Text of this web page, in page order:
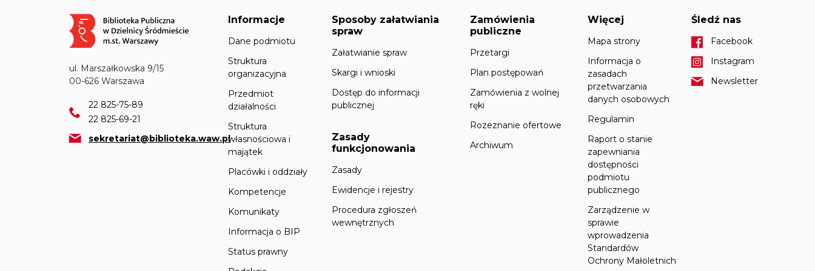
Obraz
ul. Marszałkowska 9/15
00-626 Warszawa
22 825-75-89
22 825-69-21
sekretariat@biblioteka.waw.pl
Informacje
Dane podmiotu
Struktura
organizacyjna
Przedmiot
działalności
Struktura
własnościowa i
majątek
Placówki i oddziały
Kompetencje
Komunikaty
Informacja o BIP
Status prawny
Sposoby załatwiania
spraw
Załatwianie spraw
Skargi i wnioski
Dostęp do informacji
publicznej
Zasady
funkcjonowania
Zasady
Ewidencje i rejestry
Procedura zgłoszeń
wewnętrznych
Zamówienia
publiczne
Przetargi
Plan postępowań
Zamówienia z wolnej
ręki
Rozeznanie ofertowe
Archiwum
Więcej
Mapa strony
Informacja o
zasadach
przetwarzania
danych osobowych
Regulamin
Raport o stanie
zapewniania
dostępności
podmiotu
publicznego
Zarządzenie w
sprawie
wprowadzenia
Standardów
Ochrony Małoletnich
Śledź nas
Facebook
Instagram
Newsletter